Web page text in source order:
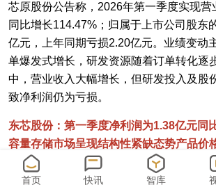
芯原股份公告称，2026年第一季度实现营
同比增长114.47%；归属于上市公司股东
亿元，上年同期亏损2.20亿元。业绩变动
单爆发式增长，研发资源随着订单转化逐
中，营业收入大幅增长，但研发投入及股
致净利润仍为亏损。
东芯股份：第一季度净利润为1.38亿元同
容量存储市场呈现结构性紧缺态势产品价
东芯股份公告称，2026年第一季度实现营
同比增长236.95%；归属于上市公司股东
首页 快讯 智库